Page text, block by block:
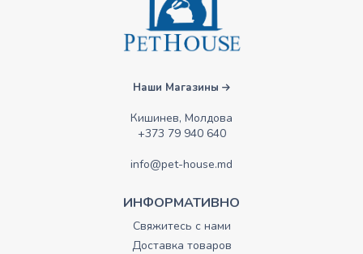
Наши Магазины
Кишинев, Молдова
+373 79 940 640
info@pet-house.md
ИНФОРМАТИВНО
Свяжитесь с нами
Доставка товаров